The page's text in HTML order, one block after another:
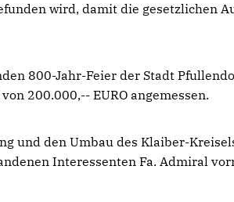
wird, damit die gesetzlichen
800-Jahr-Feier der Stadt
200.000,-- EURO angemessen.
und den Umbau des Klaiber-
Interessenten Fa. Admiral